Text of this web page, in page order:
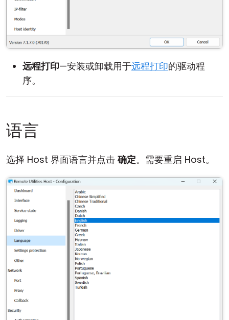
远程打印—安装或卸载用于远程打印的驱动程
序。
语言
选择 Host 界面语言并点击确定。需要重启 Host。